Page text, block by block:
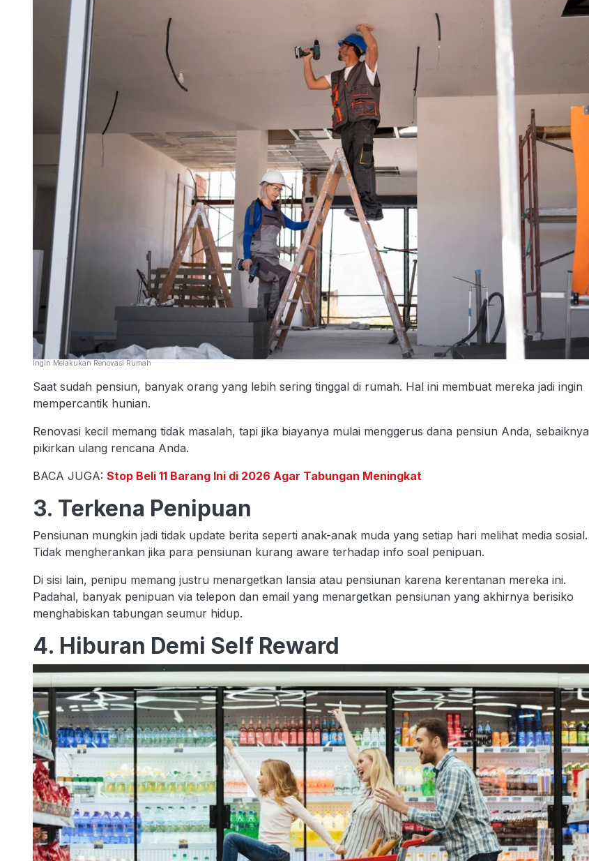
Ingin Melakukan Renovasi Rumah
Saat sudah pensiun, banyak orang yang lebih sering tinggal di rumah. Hal ini membuat mereka jadi ingin
mempercantik hunian.
Renovasi kecil memang tidak masalah, tapi jika biayanya mulai menggerus dana pensiun Anda, sebaiknya
pikirkan ulang rencana Anda.
BACA JUGA: Stop Beli 11 Barang Ini di 2026 Agar Tabungan Meningkat
3. Terkena Penipuan
Pensiunan mungkin jadi tidak update berita seperti anak-anak muda yang setiap hari melihat media sosial.
Tidak mengherankan jika para pensiunan kurang aware terhadap info soal penipuan.
Di sisi lain, penipu memang justru menargetkan lansia atau pensiunan karena kerentanan mereka ini.
Padahal, banyak penipuan via telepon dan email yang menargetkan pensiunan yang akhirnya berisiko
menghabiskan tabungan seumur hidup.
4. Hiburan Demi Self Reward